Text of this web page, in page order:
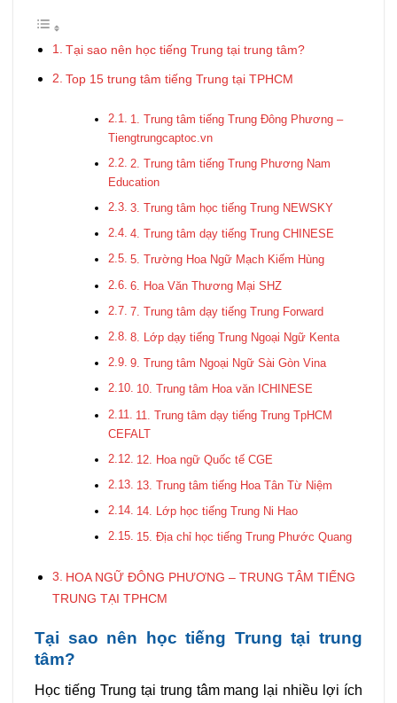
Tại sao nên học tiếng Trung tại trung tâm?
Top 15 trung tâm tiếng Trung tại TPHCM
1. Trung tâm tiếng Trung Đông Phương –
Tiengtrungcaptoc.vn
2. Trung tâm tiếng Trung Phương Nam
Education
3. Trung tâm học tiếng Trung NEWSKY
4. Trung tâm dạy tiếng Trung CHINESE
5. Trường Hoa Ngữ Mạch Kiếm Hùng
6. Hoa Văn Thương Mại SHZ
7. Trung tâm dạy tiếng Trung Forward
8. Lớp dạy tiếng Trung Ngoại Ngữ Kenta
9. Trung tâm Ngoại Ngữ Sài Gòn Vina
10. Trung tâm Hoa văn ICHINESE
11. Trung tâm dạy tiếng Trung TpHCM
CEFALT
12. Hoa ngữ Quốc tế CGE
13. Trung tâm tiếng Hoa Tân Từ Niệm
14. Lớp học tiếng Trung Ni Hao
15. Địa chỉ học tiếng Trung Phước Quang
HOA NGỮ ĐÔNG PHƯƠNG – TRUNG TÂM TIẾNG
TRUNG TẠI TPHCM
Tại sao nên học tiếng Trung tại trung
tâm?
Học tiếng Trung tại trung tâm mang lại nhiều lợi ích